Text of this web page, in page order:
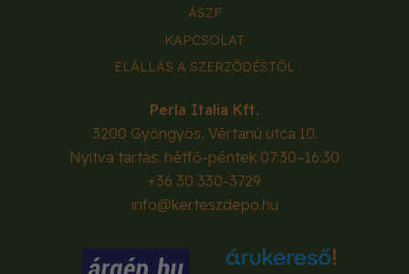
ÁSZF
KAPCSOLAT
ELÁLLÁS A SZERZŐDÉSTŐL
Perla Italia Kft.
3200 Gyöngyös, Vértanú utca 10.
Nyitva tartás: hétfő-péntek 07:30–16:30
+36 30 330-3729
info@kerteszdepo.hu